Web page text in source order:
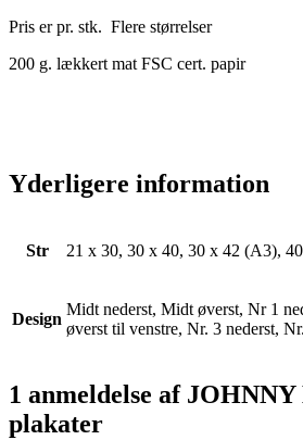
Pris er pr. stk. Flere størrelser
200 g. lækkert mat FSC cert. papir
Yderligere information
Str 21 x 30, 30 x 40, 30 x 42 (A3),
Design
Midt nederst, Midt øverst, Nr 1
øverst til venstre, Nr. 3 nederst,
1 anmeldelse af JOHNNY
plakater